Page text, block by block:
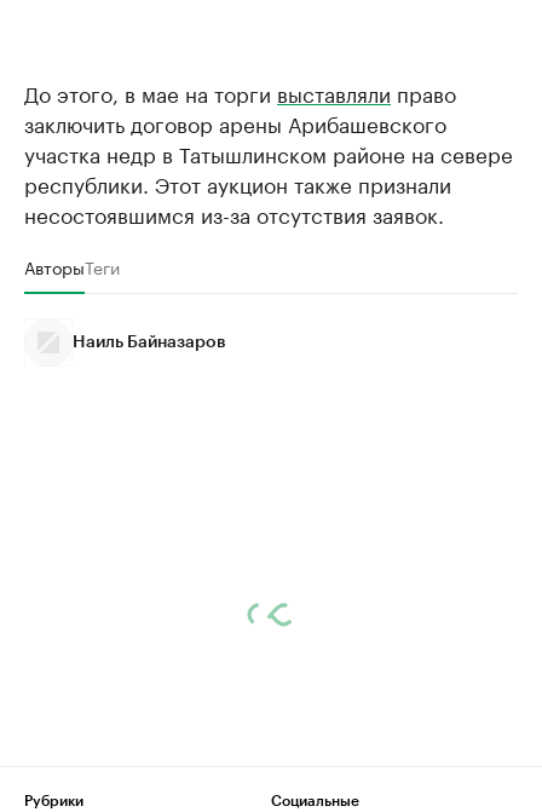
До этого, в мае на торги выставляли право
заключить договор арены Арибашевского
участка недр в Татышлинском районе на севере
республики. Этот аукцион также признали
несостоявшимся из-за отсутствия заявок.
АвторыТеги
Наиль Байназаров
Рубрики
Социальные